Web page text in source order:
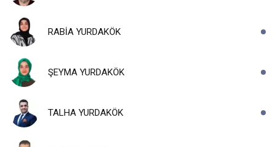
RABİA YURDAKÖK
ŞEYMA YURDAKÖK
TALHA YURDAKÖK